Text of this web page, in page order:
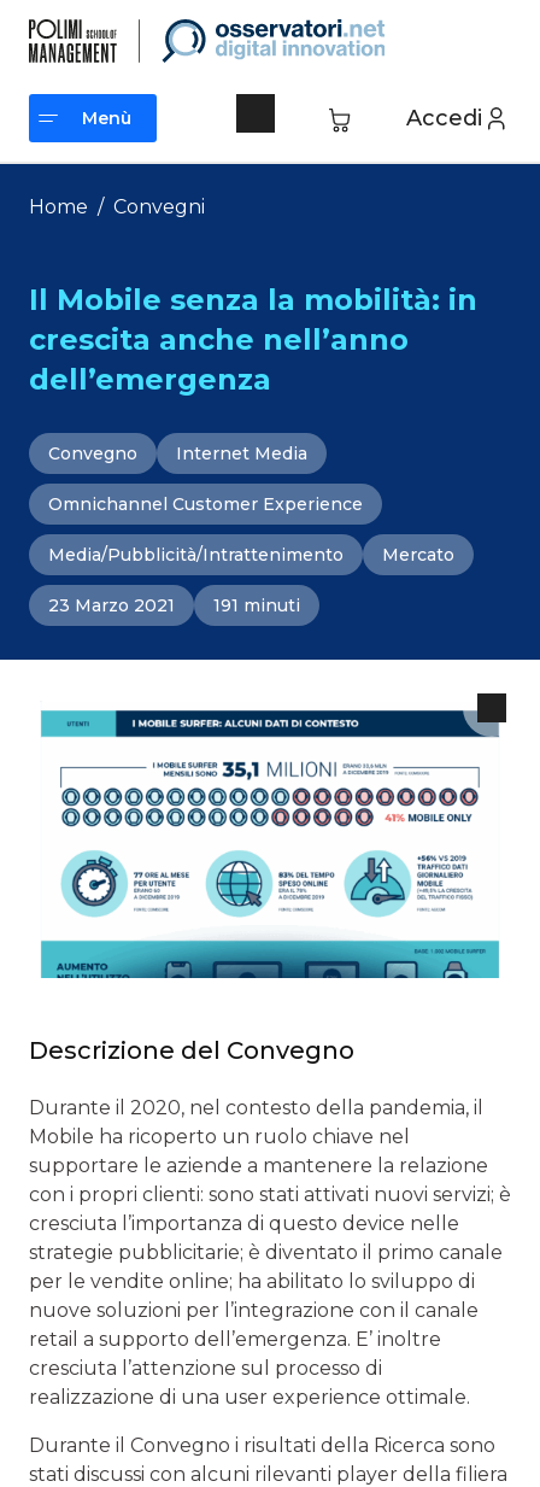
contenuto
Accedi
Menù
Menù
Home / Convegni
Il Mobile senza la mobilità: in
crescita anche nell’anno
dell’emergenza
Convegno Internet Media
Omnichannel Customer Experience
Media/Pubblicità/Intrattenimento Mercato
23 Marzo 2021 191 minuti
Descrizione del Convegno
Durante il 2020, nel contesto della pandemia, il
Mobile ha ricoperto un ruolo chiave nel
supportare le aziende a mantenere la relazione
con i propri clienti: sono stati attivati nuovi servizi; è
cresciuta l’importanza di questo device nelle
strategie pubblicitarie; è diventato il primo canale
per le vendite online; ha abilitato lo sviluppo di
nuove soluzioni per l’integrazione con il canale
retail a supporto dell’emergenza. E’ inoltre
cresciuta l’attenzione sul processo di
realizzazione di una user experience ottimale.
Durante il Convegno i risultati della Ricerca sono
stati discussi con alcuni rilevanti player della filiera